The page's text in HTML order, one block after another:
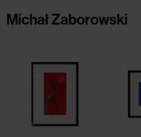
Michał Zaborowski